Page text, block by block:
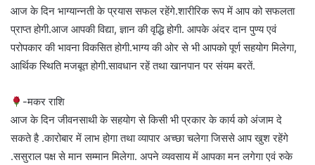
आज के दिन भाग्यान्नती के प्रयास सफल रहेंगे.शारीरिक रूप में आप को सफलता
प्राप्त होगी.आज आपकी विद्या, ज्ञान की वृद्धि होगी. आपके अंदर दान पुण्य एवं
परोपकार की भावना विकसित होगी.भाग्य की ओर से भी आपको पूर्ण सहयोग मिलेगा,
आर्थिक स्थिति मजबूत होगी.सावधान रहें तथा खानपान पर संयम बरतें.
-मकर राशि
आज के दिन जीवनसाथी के सहयोग से किसी भी प्रकार के कार्य को अंजाम दे
सकते है .कारोबार में लाभ होगा तथा व्यापार अच्छा चलेगा जिससे आप खुश रहेंगे
.ससुराल पक्ष से मान सम्मान मिलेगा. अपने व्यवसाय में आपका मन लगेगा एवं रुके